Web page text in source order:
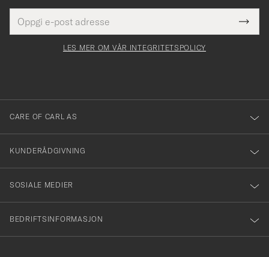
postadresse
felt
Tack
för
dig
till
vårt
nyhetsbrev!
LES MER OM VÅR INTEGRITETSPOLICY
CARE OF CARL AS
KUNDERÅDGIVNING
SOSIALE MEDIER
BEDRIFTSINFORMASJON